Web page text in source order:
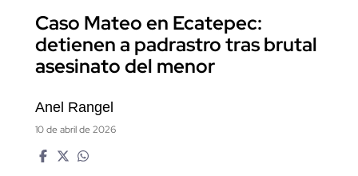
Caso Mateo en Ecatepec:
detienen a padrastro tras brutal
asesinato del menor
Anel Rangel
10 de abril de 2026